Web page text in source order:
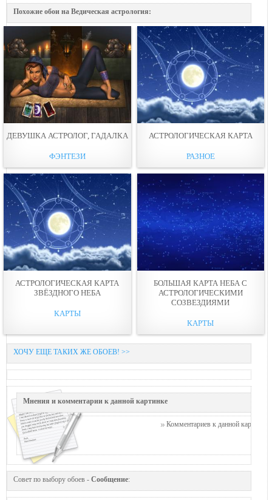
Похожие обои на Ведическая астрология:
ДЕВУШКА АСТРОЛОГ, ГАДАЛКА
ФЭНТЕЗИ
АСТРОЛОГИЧЕСКАЯ КАРТА
РАЗНОЕ
АСТРОЛОГИЧЕСКАЯ КАРТА
ЗВЁЗДНОГО НЕБА
КАРТЫ
БОЛЬШАЯ КАРТА НЕБА С
АСТРОЛОГИЧЕСКИМИ
СОЗВЕЗДИЯМИ
КАРТЫ
ХОЧУ ЕЩЕ ТАКИХ ЖЕ ОБОЕВ! >>
Мнения и комментарии к данной картинке
Комментариев к данной картинке
Совет по выбору обоев - Сообщение: